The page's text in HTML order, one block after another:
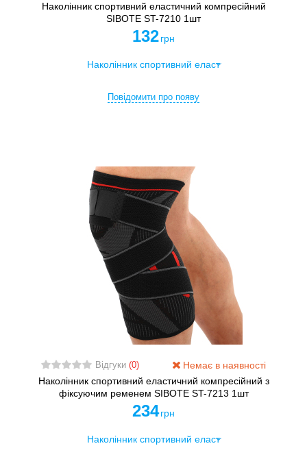
Наколінник спортивний еластичний компресійний
SIBOTE ST-7210 1шт
132 грн
Повідомити про появу
Відгуки(0)
Немає в наявності
Наколінник спортивний еластичний компресійний з
фіксуючим ременем SIBOTE ST-7213 1шт
234 грн